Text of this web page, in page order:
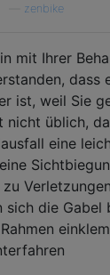
zenbike
mit Ihrer
dass
ist, weil Sie
nicht üblich,
eine
zu
sich die Gabel